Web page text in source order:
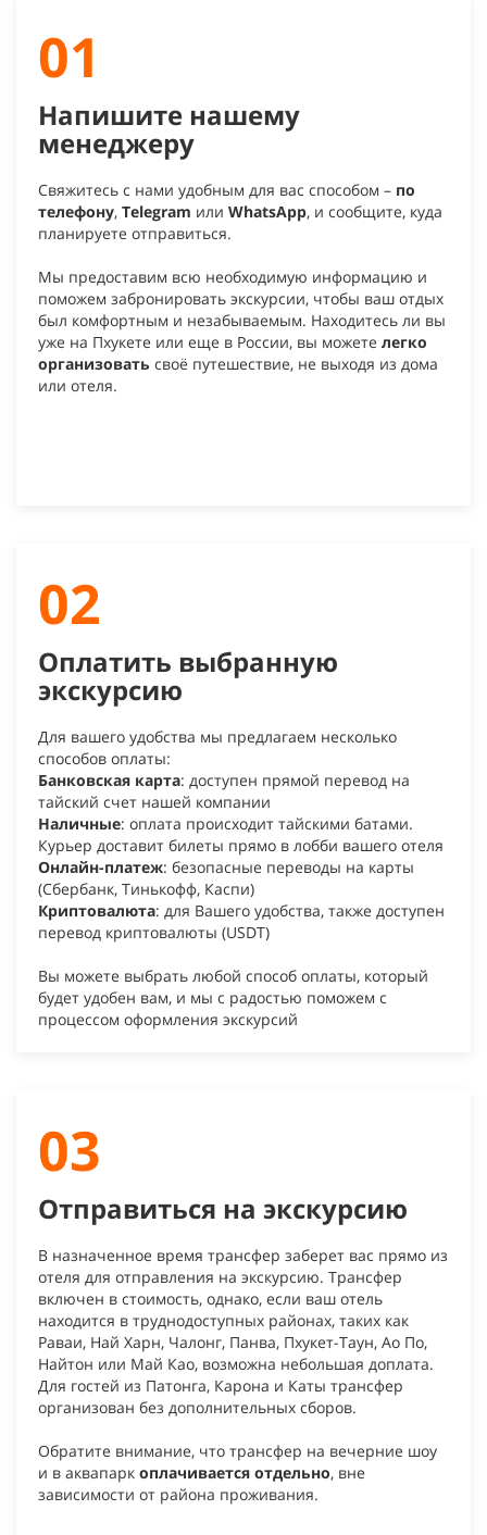
01
Напишите нашему
менеджеру
Свяжитесь с нами удобным для вас способом – по
телефону, Telegram или WhatsApp, и сообщите, куда
планируете отправиться.
Мы предоставим всю необходимую информацию и
поможем забронировать экскурсии, чтобы ваш отдых
был комфортным и незабываемым. Находитесь ли вы
уже на Пхукете или еще в России, вы можете легко
организовать своё путешествие, не выходя из дома
или отеля.
02
Оплатить выбранную
экскурсию
Для вашего удобства мы предлагаем несколько
способов оплаты:
Банковская карта: доступен прямой перевод на
тайский счет нашей компании
Наличные: оплата происходит тайскими батами.
Курьер доставит билеты прямо в лобби вашего отеля
Онлайн-платеж: безопасные переводы на карты
(Сбербанк, Тинькофф, Каспи)
Криптовалюта: для Вашего удобства, также доступен
перевод криптовалюты (USDT)
Вы можете выбрать любой способ оплаты, который
будет удобен вам, и мы с радостью поможем с
процессом оформления экскурсий
03
Отправиться на экскурсию
В назначенное время трансфер заберет вас прямо из
отеля для отправления на экскурсию. Трансфер
включен в стоимость, однако, если ваш отель
находится в труднодоступных районах, таких как
Раваи, Най Харн, Чалонг, Панва, Пхукет-Таун, Ао По,
Найтон или Май Као, возможна небольшая доплата.
Для гостей из Патонга, Карона и Каты трансфер
организован без дополнительных сборов.
Обратите внимание, что трансфер на вечерние шоу
и в аквапарк оплачивается отдельно, вне
зависимости от района проживания.